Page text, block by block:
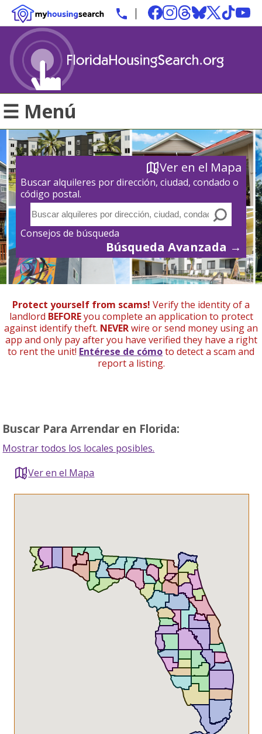
☰ Menú
Ver en el Mapa
Buscar alquileres por dirección, ciudad, condado o
código postal.
Consejos de búsqueda
Búsqueda Avanzada →
Protect yourself from scams! Verify the identity of a
landlord BEFOREyou complete an application to protect
against identify theft. NEVERwire or send money using an
app and only pay after you have verified they have a right
to rent the unit! Entérese de cómoto detect a scam and
report a listing.
Buscar Para Arrendar en Florida:
Mostrar todos los locales posibles.
Ver en el Mapa